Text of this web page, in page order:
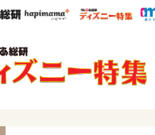
ウレぴあ総研ハピママ* ウ